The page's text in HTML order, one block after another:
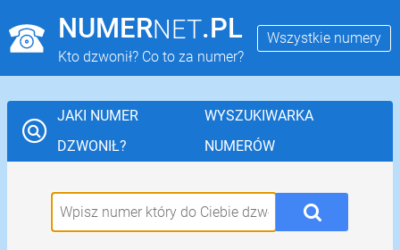
NUMERNET.PL
Kto dzwonił? Co to za numer?
Wszystkie numery
JAKI NUMER
DZWONIŁ?
WYSZUKIWARKA
NUMERÓW